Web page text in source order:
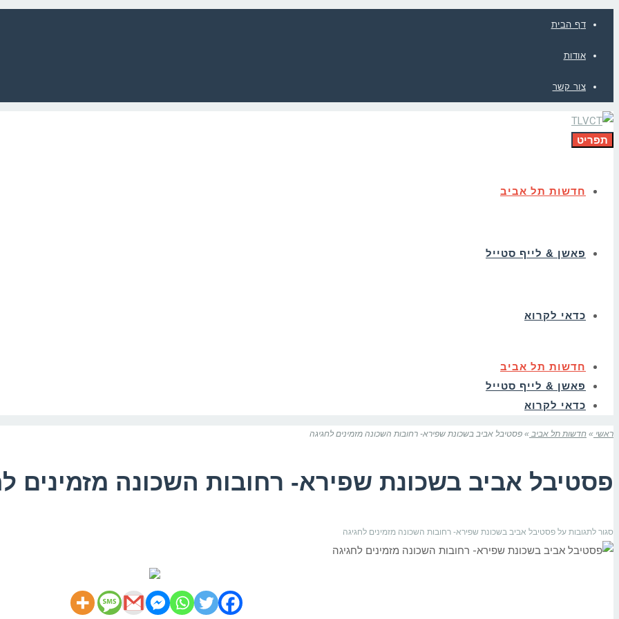
דף הבית
אודות
צור קשר
תפריט
חדשות תל אביב
פאשן & לייף סטייל
כדאי לקרוא
חדשות תל אביב
פאשן & לייף סטייל
כדאי לקרוא
ראשי » חדשות תל אביב » פסטיבל אביב בשכונת שפירא- רחובות השכונה מזמינים לחגיגה
פסטיבל אביב בשכונת שפירא- רחובות השכונה מזמינים
סגור לתגובות על פסטיבל אביב בשכונת שפירא- רחובות השכונה מזמינים לחגיגה